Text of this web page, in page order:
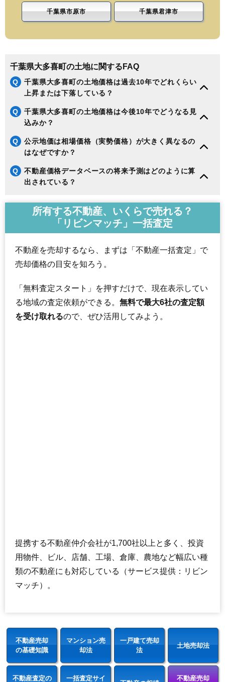
千葉県市原市 千葉県君津市
千葉県大多喜町の土地に関するFAQ
Q
千葉県大多喜町の土地価格は過去10年でどれくらい
上昇または下落している？
Q
千葉県大多喜町の土地価格は今後10年でどうなる見
込みか？
Q
公示地価は相場価格（実勢価格）が大きく異なるの
はなぜですか？
Q
不動産価格データベースの将来予測はどのように算
出されている？
所有する不動産、いくらで売れる？
「リビンマッチ」一括査定
不動産を売却するなら、まずは「不動産一括査定」で
売却価格の目安を知ろう。
「無料査定スタート」を押すだけで、現在表示してい
る地域の査定依頼ができる。 無料で最大6社の査定額
を受け取れるので、ぜひ活用してみよう。
提携する不動産仲介会社が1,700社以上と多く、投資
用物件、ビル、店舗、工場、倉庫、農地など幅広い種
類の不動産にも対応している（サービス提供：リビン
マッチ）。
不動産売却
の基礎知識
マンション売
却法
一戸建て売却
法
土地売却法
不動産査定の 一括査定サイ 不動産売却